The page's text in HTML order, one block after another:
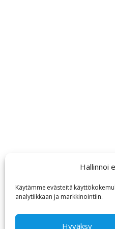
Hallinnoi
Käytämme evästeitä
analytiikkaan ja markkinointiin.
Hyväksy